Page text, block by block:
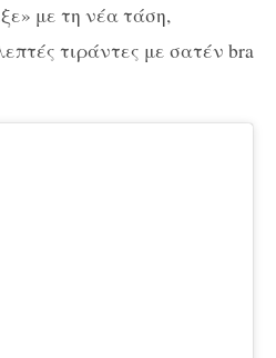
με τη νέα τάση,
τιράντες με σατέν bra